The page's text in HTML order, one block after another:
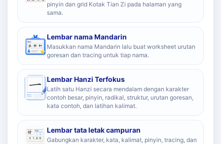
pinyin dan grid Kotak Tian Zi pada halaman yang
sama.
Lembar nama Mandarin
Masukkan nama Mandarin lalu buat worksheet urutan
goresan dan tracing untuk tiap nama.
Lembar Hanzi Terfokus
Latih satu Hanzi secara mendalam dengan karakter
contoh besar, pinyin, radikal, struktur, urutan goresan,
kata contoh, dan latihan kalimat.
Lembar tata letak campuran
Gabungkan karakter, kata, kalimat, pinyin, tracing, dan